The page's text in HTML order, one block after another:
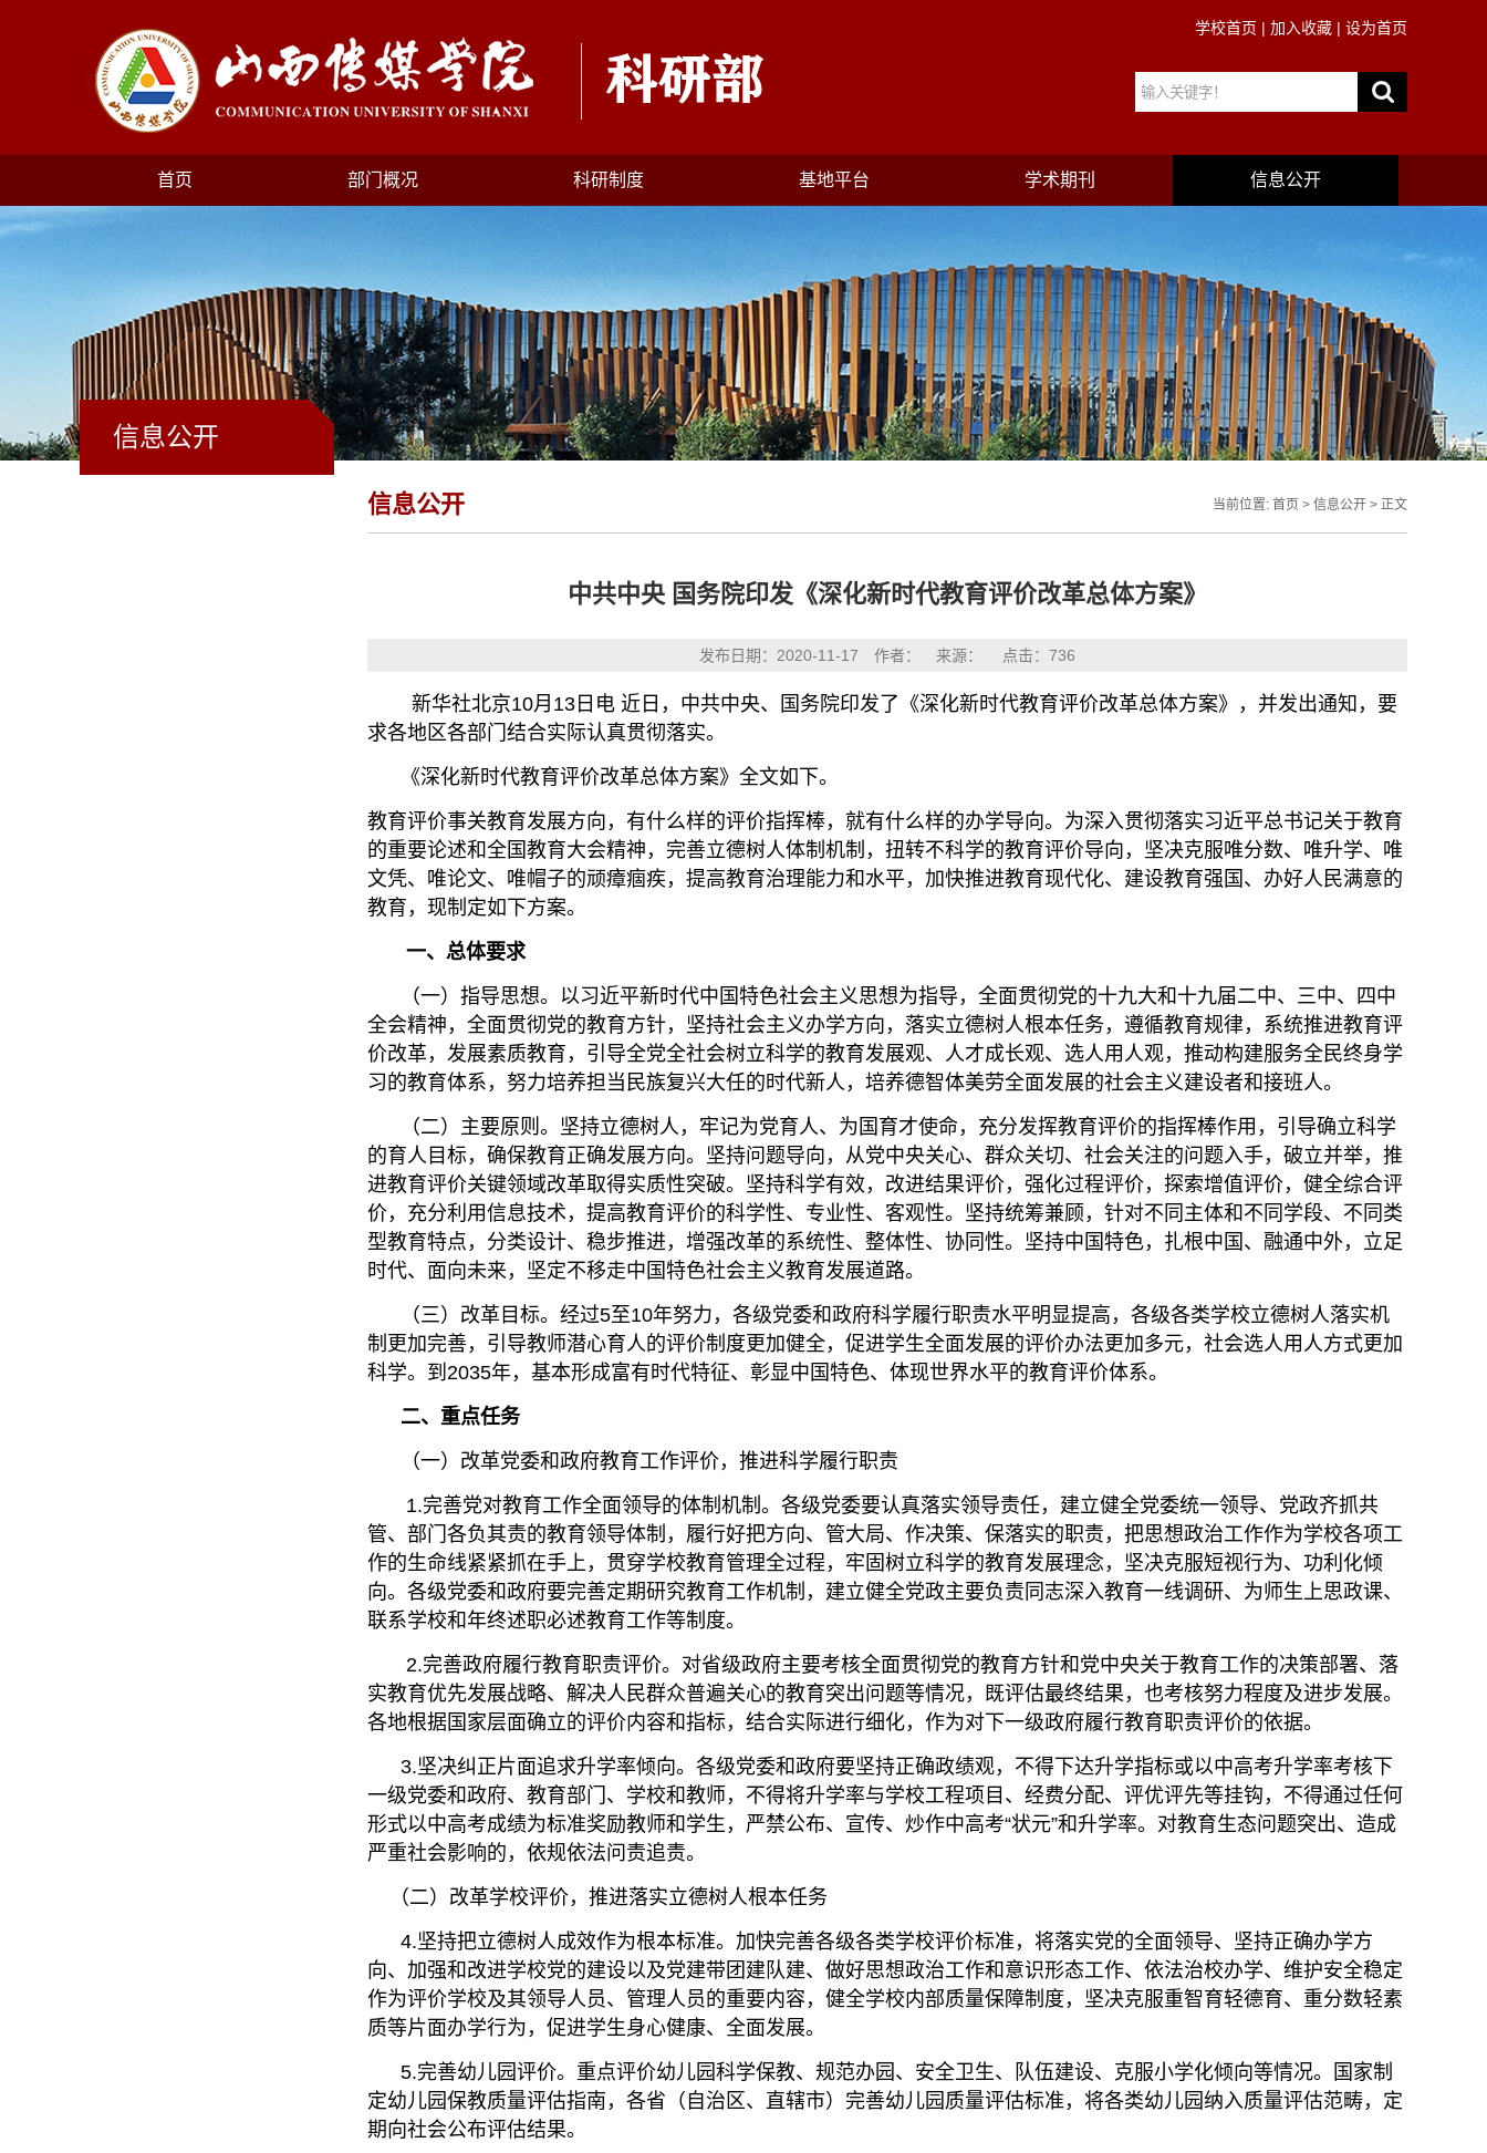
学校首页 | 加入收藏 | 设为首页
首页 部门概况 科研制度 基地平台 学术期刊 信息公开
信息公开
信息公开 当前位置: 首页 > 信息公开 > 正文
中共中央 国务院印发《深化新时代教育评价改革总体方案》
发布日期：2020-11-17 作者： 来源： 点击： 736
新华社北京10月13日电 近日，中共中央、国务院印发了《深化新时代教育评价改革总体方案》，并发出通知，要
求各地区各部门结合实际认真贯彻落实。
《深化新时代教育评价改革总体方案》全文如下。
教育评价事关教育发展方向，有什么样的评价指挥棒，就有什么样的办学导向。为深入贯彻落实习近平总书记关于教育
的重要论述和全国教育大会精神，完善立德树人体制机制，扭转不科学的教育评价导向，坚决克服唯分数、唯升学、唯
文凭、唯论文、唯帽子的顽瘴痼疾，提高教育治理能力和水平，加快推进教育现代化、建设教育强国、办好人民满意的
教育，现制定如下方案。
一、总体要求
（一）指导思想。以习近平新时代中国特色社会主义思想为指导，全面贯彻党的十九大和十九届二中、三中、四中
全会精神，全面贯彻党的教育方针，坚持社会主义办学方向，落实立德树人根本任务，遵循教育规律，系统推进教育评
价改革，发展素质教育，引导全党全社会树立科学的教育发展观、人才成长观、选人用人观，推动构建服务全民终身学
习的教育体系，努力培养担当民族复兴大任的时代新人，培养德智体美劳全面发展的社会主义建设者和接班人。
（二）主要原则。坚持立德树人，牢记为党育人、为国育才使命，充分发挥教育评价的指挥棒作用，引导确立科学
的育人目标，确保教育正确发展方向。坚持问题导向，从党中央关心、群众关切、社会关注的问题入手，破立并举，推
进教育评价关键领域改革取得实质性突破。坚持科学有效，改进结果评价，强化过程评价，探索增值评价，健全综合评
价，充分利用信息技术，提高教育评价的科学性、专业性、客观性。坚持统筹兼顾，针对不同主体和不同学段、不同类
型教育特点，分类设计、稳步推进，增强改革的系统性、整体性、协同性。坚持中国特色，扎根中国、融通中外，立足
时代、面向未来，坚定不移走中国特色社会主义教育发展道路。
（三）改革目标。经过5至10年努力，各级党委和政府科学履行职责水平明显提高，各级各类学校立德树人落实机
制更加完善，引导教师潜心育人的评价制度更加健全，促进学生全面发展的评价办法更加多元，社会选人用人方式更加
科学。到2035年，基本形成富有时代特征、彰显中国特色、体现世界水平的教育评价体系。
二、重点任务
（一）改革党委和政府教育工作评价，推进科学履行职责
1.完善党对教育工作全面领导的体制机制。各级党委要认真落实领导责任，建立健全党委统一领导、党政齐抓共
管、部门各负其责的教育领导体制，履行好把方向、管大局、作决策、保落实的职责，把思想政治工作作为学校各项工
作的生命线紧紧抓在手上，贯穿学校教育管理全过程，牢固树立科学的教育发展理念，坚决克服短视行为、功利化倾
向。各级党委和政府要完善定期研究教育工作机制，建立健全党政主要负责同志深入教育一线调研、为师生上思政课、
联系学校和年终述职必述教育工作等制度。
2.完善政府履行教育职责评价。对省级政府主要考核全面贯彻党的教育方针和党中央关于教育工作的决策部署、落
实教育优先发展战略、解决人民群众普遍关心的教育突出问题等情况，既评估最终结果，也考核努力程度及进步发展。
各地根据国家层面确立的评价内容和指标，结合实际进行细化，作为对下一级政府履行教育职责评价的依据。
3.坚决纠正片面追求升学率倾向。各级党委和政府要坚持正确政绩观，不得下达升学指标或以中高考升学率考核下
一级党委和政府、教育部门、学校和教师，不得将升学率与学校工程项目、经费分配、评优评先等挂钩，不得通过任何
形式以中高考成绩为标准奖励教师和学生，严禁公布、宣传、炒作中高考“状元”和升学率。对教育生态问题突出、造成
严重社会影响的，依规依法问责追责。
（二）改革学校评价，推进落实立德树人根本任务
4.坚持把立德树人成效作为根本标准。加快完善各级各类学校评价标准，将落实党的全面领导、坚持正确办学方
向、加强和改进学校党的建设以及党建带团建队建、做好思想政治工作和意识形态工作、依法治校办学、维护安全稳定
作为评价学校及其领导人员、管理人员的重要内容，健全学校内部质量保障制度，坚决克服重智育轻德育、重分数轻素
质等片面办学行为，促进学生身心健康、全面发展。
5.完善幼儿园评价。重点评价幼儿园科学保教、规范办园、安全卫生、队伍建设、克服小学化倾向等情况。国家制
定幼儿园保教质量评估指南，各省（自治区、直辖市）完善幼儿园质量评估标准，将各类幼儿园纳入质量评估范畴，定
期向社会公布评估结果。